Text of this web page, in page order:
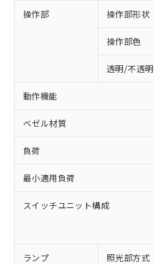
操作部 操作部形状
操作部色
透明/不透明
動作機能
ベゼル材質
負荷
最小適用負荷
スイッチユニット構成
ランプ 照光部方式